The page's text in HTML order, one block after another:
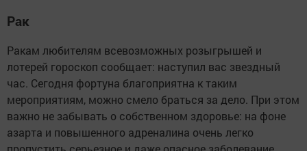
Рак
Ракам любителям всевозможных розыгрышей и
лотерей гороскоп сообщает: наступил вас звездный
час. Сегодня фортуна благоприятна к таким
мероприятиям, можно смело браться за дело. При этом
важно не забывать о собственном здоровье: на фоне
азарта и повышенного адреналина очень легко